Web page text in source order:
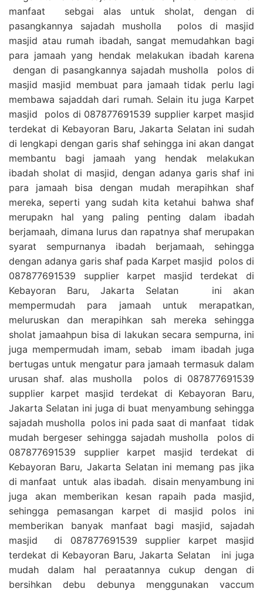
manfaat sebgai alas untuk sholat, dengan di
pasangkannya sajadah musholla polos di masjid
masjid atau rumah ibadah, sangat memudahkan bagi
para jamaah yang hendak melakukan ibadah karena
dengan di pasangkannya sajadah musholla polos di
masjid masjid membuat para jamaah tidak perlu lagi
membawa sajaddah dari rumah. Selain itu juga Karpet
masjid polos di 087877691539 supplier karpet masjid
terdekat di Kebayoran Baru, Jakarta Selatan ini sudah
di lengkapi dengan garis shaf sehingga ini akan dangat
membantu bagi jamaah yang hendak melakukan
ibadah sholat di masjid, dengan adanya garis shaf ini
para jamaah bisa dengan mudah merapihkan shaf
mereka, seperti yang sudah kita ketahui bahwa shaf
merupakn hal yang paling penting dalam ibadah
berjamaah, dimana lurus dan rapatnya shaf merupakan
syarat sempurnanya ibadah berjamaah, sehingga
dengan adanya garis shaf pada Karpet masjid polos di
087877691539 supplier karpet masjid terdekat di
Kebayoran Baru, Jakarta Selatan ini akan
mempermudah para jamaah untuk merapatkan,
meluruskan dan merapihkan sah mereka sehingga
sholat jamaahpun bisa di lakukan secara sempurna, ini
juga mempermudah imam, sebab imam ibadah juga
bertugas untuk mengatur para jamaah termasuk dalam
urusan shaf. alas musholla polos di 087877691539
supplier karpet masjid terdekat di Kebayoran Baru,
Jakarta Selatan ini juga di buat menyambung sehingga
sajadah musholla polos ini pada saat di manfaat tidak
mudah bergeser sehingga sajadah musholla polos di
087877691539 supplier karpet masjid terdekat di
Kebayoran Baru, Jakarta Selatan ini memang pas jika
di manfaat untuk alas ibadah. disain menyambung ini
juga akan memberikan kesan rapaih pada masjid,
sehingga pemasangan karpet di masjid polos ini
memberikan banyak manfaat bagi masjid, sajadah
masjid di 087877691539 supplier karpet masjid
terdekat di Kebayoran Baru, Jakarta Selatan ini juga
mudah dalam hal peraatannya cukup dengan di
bersihkan debu debunya menggunakan vaccum